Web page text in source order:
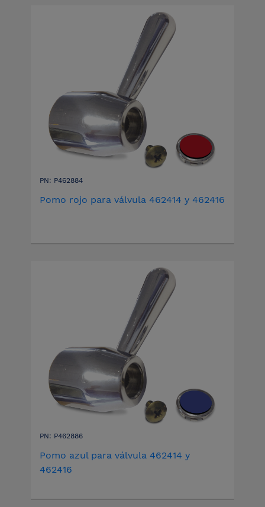
PN: P462884
Pomo rojo para válvula 462414 y 462416
PN: P462886
Pomo azul para válvula 462414 y
462416